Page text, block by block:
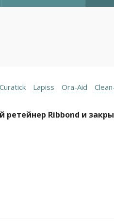
Curatick Lapiss Ora-Aid
ретейнер Ribbond и